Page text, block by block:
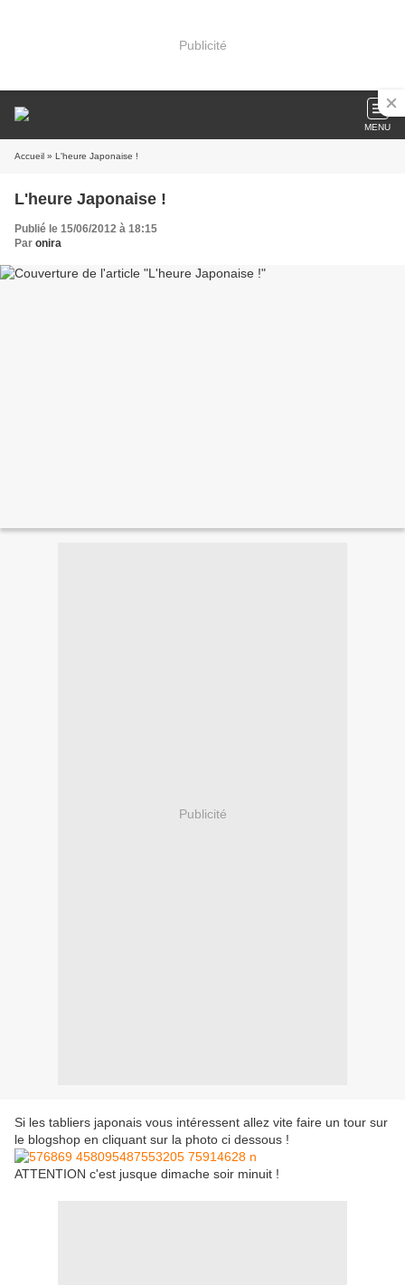
Publicité
MENU
Accueil » L'heure Japonaise !
L'heure Japonaise !
Publié le 15/06/2012 à 18:15
Par onira
Publicité
Si les tabliers japonais vous intéressent allez vite faire un tour sur
le blogshop en cliquant sur la photo ci dessous !
ATTENTION c'est jusque dimache soir minuit !